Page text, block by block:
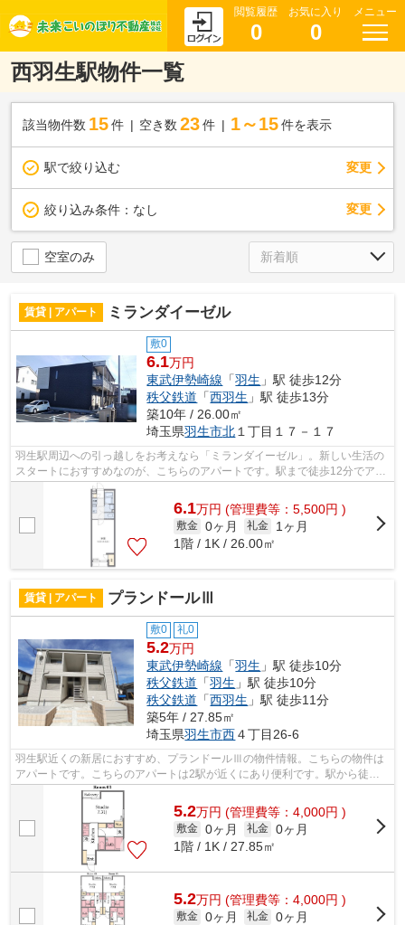
閲覧履歴
0
お気に入り
0
メニュー
西羽生駅物件一覧
該当物件数 15件 空き数 23 件 1～15 件を表示
駅で絞り込む 変更
絞り込み条件： なし 変更
空室のみ
賃貸 | アパート ミランダイーゼル
敷0
6.1万円
東武伊勢崎線 「羽生 」駅 徒歩12分
秩父鉄道 「西羽生 」駅 徒歩13分
築10年 / 26.00㎡
埼玉県羽生市北１丁目１７－１７
羽生駅周辺への引っ越しをお考えなら「ミランダイーゼル」。新しい生活の
スタートにおすすめなのが、こちらのアパートです。駅まで徒歩12分でアク
セス可能な物件です。未来こいのぼり...
6.1万円 (管理費等：5,500円 )
敷金 0ヶ月 礼金
1ヶ月
1階 / 1K / 26.00㎡
賃貸 | アパート プランドールⅢ
敷0 礼0
5.2万円
東武伊勢崎線 「羽生 」駅 徒歩10分
秩父鉄道 「羽生 」駅 徒歩10分
秩父鉄道 「西羽生 」駅 徒歩11分
築5年 / 27.85㎡
埼玉県羽生市西４丁目26-6
羽生駅近くの新居におすすめ、プランドールⅢの物件情報。こちらの物件は
アパートです。こちらのアパートは2駅が近くにあり便利です。駅から徒歩
10分の物件なら、駅前のお買い物も便利...
5.2万円 (管理費等：4,000円 )
敷金 0ヶ月 礼金 0ヶ月
1階 / 1K / 27.85㎡
5.2万円 (管理費等：4,000円 )
敷金 0ヶ月 礼金 0ヶ月